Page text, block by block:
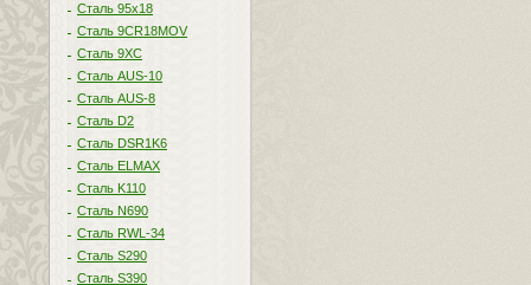
Сталь 95х18
Сталь 9CR18MOV
Сталь 9ХС
Сталь AUS-10
Сталь AUS-8
Сталь D2
Сталь DSR1K6
Сталь ELMAX
Сталь K110
Сталь N690
Сталь RWL-34
Сталь S290
Сталь S390